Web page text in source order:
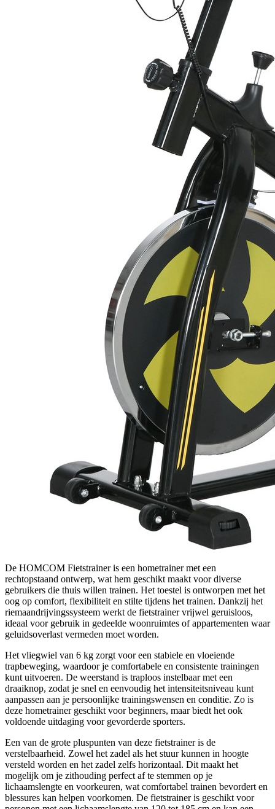
De HOMCOM Fietstrainer is een hometrainer met een
rechtopstaand ontwerp, wat hem geschikt maakt voor diverse
gebruikers die thuis willen trainen. Het toestel is ontworpen met het
oog op comfort, flexibiliteit en stilte tijdens het trainen. Dankzij het
riemaandrijvingssysteem werkt de fietstrainer vrijwel geruisloos,
ideaal voor gebruik in gedeelde woonruimtes of appartementen waar
geluidsoverlast vermeden moet worden.
Het vliegwiel van 6 kg zorgt voor een stabiele en vloeiende
trapbeweging, waardoor je comfortabele en consistente trainingen
kunt uitvoeren. De weerstand is traploos instelbaar met een
draaiknop, zodat je snel en eenvoudig het intensiteitsniveau kunt
aanpassen aan je persoonlijke trainingswensen en conditie. Zo is
deze hometrainer geschikt voor beginners, maar biedt het ook
voldoende uitdaging voor gevorderde sporters.
Een van de grote pluspunten van deze fietstrainer is de
verstelbaarheid. Zowel het zadel als het stuur kunnen in hoogte
versteld worden en het zadel zelfs horizontaal. Dit maakt het
mogelijk om je zithouding perfect af te stemmen op je
lichaamslengte en voorkeuren, wat comfortabel trainen bevordert en
blessures kan helpen voorkomen. De fietstrainer is geschikt voor